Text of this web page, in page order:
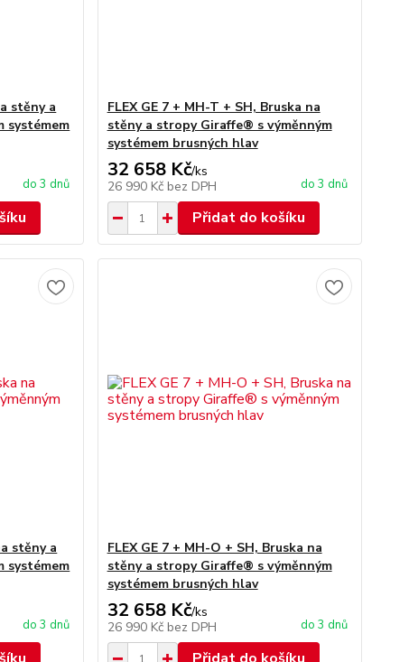
stěny a
systémem
do 3 dnů
FLEX GE 7 + MH-T + SH, Bruska na
stěny a stropy Giraffe® s výměnným
systémem brusných hlav
32 658 Kč/ks
26 990 Kč bez DPH do 3 dnů
Přidat do košíku
stěny a
systémem
do 3 dnů
FLEX GE 7 + MH-O + SH, Bruska na
stěny a stropy Giraffe® s výměnným
systémem brusných hlav
32 658 Kč/ks
26 990 Kč bez DPH do 3 dnů